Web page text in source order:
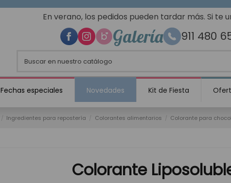
En verano, los pedidos pueden tardar más. Si te
Galería 911 480
Fechas especiales Novedades Kit de Fiesta
Ingredientes para repostería Colorantes alimentarios Colorante para
Colorante